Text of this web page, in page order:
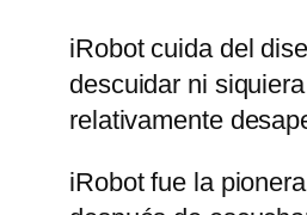
iRobot cuida del
descuidar ni
relativamente
iRobot fue la